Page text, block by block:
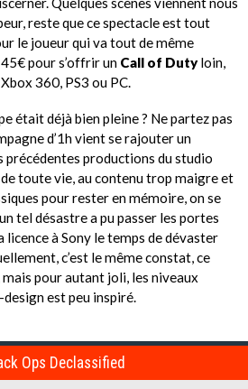
reste que ce spectacle est tout
le joueur qui va tout de même
pour s’offrir un Call of Dutyloin,
360, PS3 ou PC.
était déjà bien pleine ? Ne partez pas
d’1h vient se rajouter un
précédentes productions du studio
toute vie, au contenu trop maigre et
pour rester en mémoire, on se
tel désastre a pu passer les portes
licence à Sony le temps de dévaster
c’est le même constat, ce
mais pour autant joli, les niveaux
est peu inspiré.
Ops Declassified